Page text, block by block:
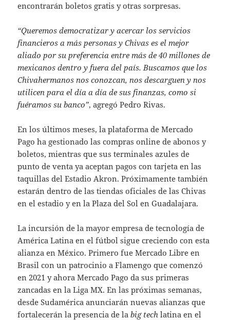
encontrarán boletos gratis y otras sorpresas.
“Queremos democratizar y acercar los servicios
financieros a más personas y Chivas es el mejor
aliado por su preferencia entre más de 40 millones de
mexicanos dentro y fuera del país. Buscamos que los
Chivahermanos nos conozcan, nos descarguen y nos
utilicen para el día a día de sus finanzas, como si
fuéramos su banco”, agregó Pedro Rivas.
En los últimos meses, la plataforma de Mercado
Pago ha gestionado las compras online de abonos y
boletos, mientras que sus terminales azules de
punto de venta ya aceptan pagos con tarjeta en las
taquillas del Estadio Akron. Próximamente también
estarán dentro de las tiendas oficiales de las Chivas
en el estadio y en la Plaza del Sol en Guadalajara.
La incursión de la mayor empresa de tecnología de
América Latina en el fútbol sigue creciendo con esta
alianza en México. Primero fue Mercado Libre en
Brasil con un patrocinio a Flamengo que comenzó
en 2021 y ahora Mercado Pago da sus primeras
zancadas en la Liga MX. En las próximas semanas,
desde Sudamérica anunciarán nuevas alianzas que
fortalecerán la presencia de la big techlatina en el